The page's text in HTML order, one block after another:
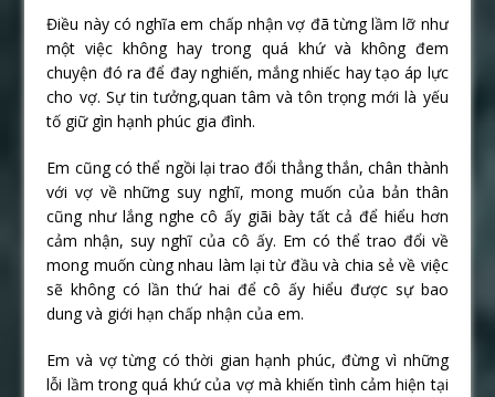
Điều này có nghĩa em chấp nhận vợ đã từng lầm lỡ như
một việc không hay trong quá khứ và không đem
chuyện đó ra để đay nghiến, mắng nhiếc hay tạo áp lực
cho vợ. Sự tin tưởng,quan tâm và tôn trọng mới là yếu
tố giữ gìn hạnh phúc gia đình.
Em cũng có thể ngồi lại trao đổi thẳng thắn, chân thành
với vợ về những suy nghĩ, mong muốn của bản thân
cũng như lắng nghe cô ấy giãi bày tất cả để hiểu hơn
cảm nhận, suy nghĩ của cô ấy. Em có thể trao đổi về
mong muốn cùng nhau làm lại từ đầu và chia sẻ về việc
sẽ không có lần thứ hai để cô ấy hiểu được sự bao
dung và giới hạn chấp nhận của em.
Em và vợ từng có thời gian hạnh phúc, đừng vì những
lỗi lầm trong quá khứ của vợ mà khiến tình cảm hiện tại